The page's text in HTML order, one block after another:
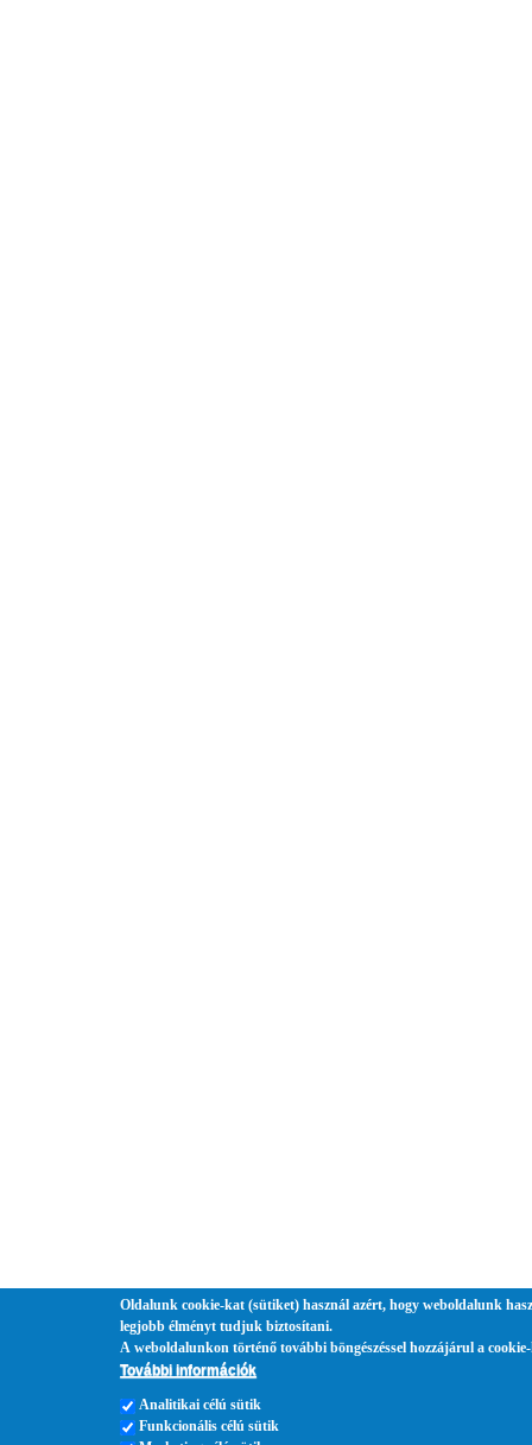
Oldalunk cookie-kat (sütiket) használ azért, hogy weboldalunk
legjobb élményt tudjuk biztosítani.
A weboldalunkon történő további böngészéssel hozzájárul a
További információk
Analitikai célú sütik
Funkcionális célú sütik